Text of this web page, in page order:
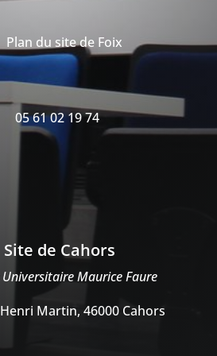
Plan du site de Foix
05 61 02 19 74
Site de Cahors
Maurice Faure
Martin, 46000 Cahors